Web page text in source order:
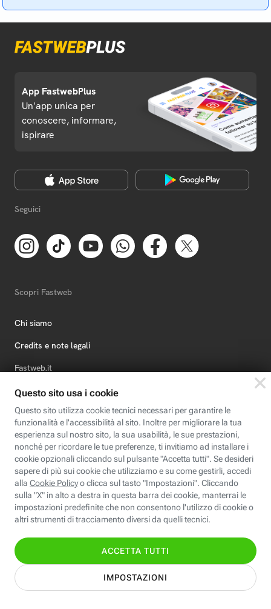
App FastwebPlus
Un'app unica per
conoscere, informare,
ispirare
Seguici
Scopri Fastweb
Chi siamo
Credits e note legali
Fastweb.it
Formazione
Fastweb Digital Academy
STEP FuturAbility District
Insieme, siamo futuro
© Fastweb SpA 2026 - P.IVA 12878470157
Informativa
Modifica